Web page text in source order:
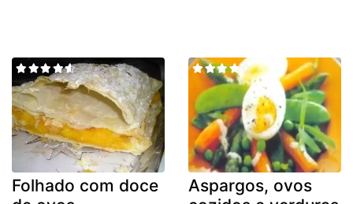
Folhado com doce
Aspargos, ovos